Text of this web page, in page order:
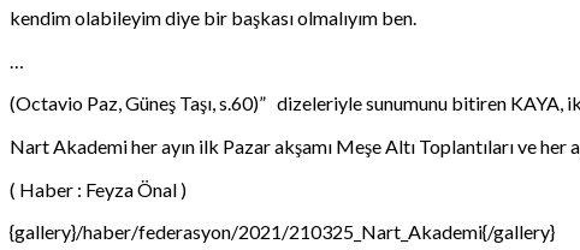
kendim olabileyim diye bir başkası olmalıyım ben.
…
(Octavio Paz, Güneş Taşı, s.60)” dizeleriyle sunumunu bitiren KAYA,
Nart Akademi her ayın ilk Pazar akşamı Meşe Altı Toplantıları ve
( Haber : Feyza Önal )
{gallery}/haber/federasyon/2021/210325_Nart_Akademi{/gallery}